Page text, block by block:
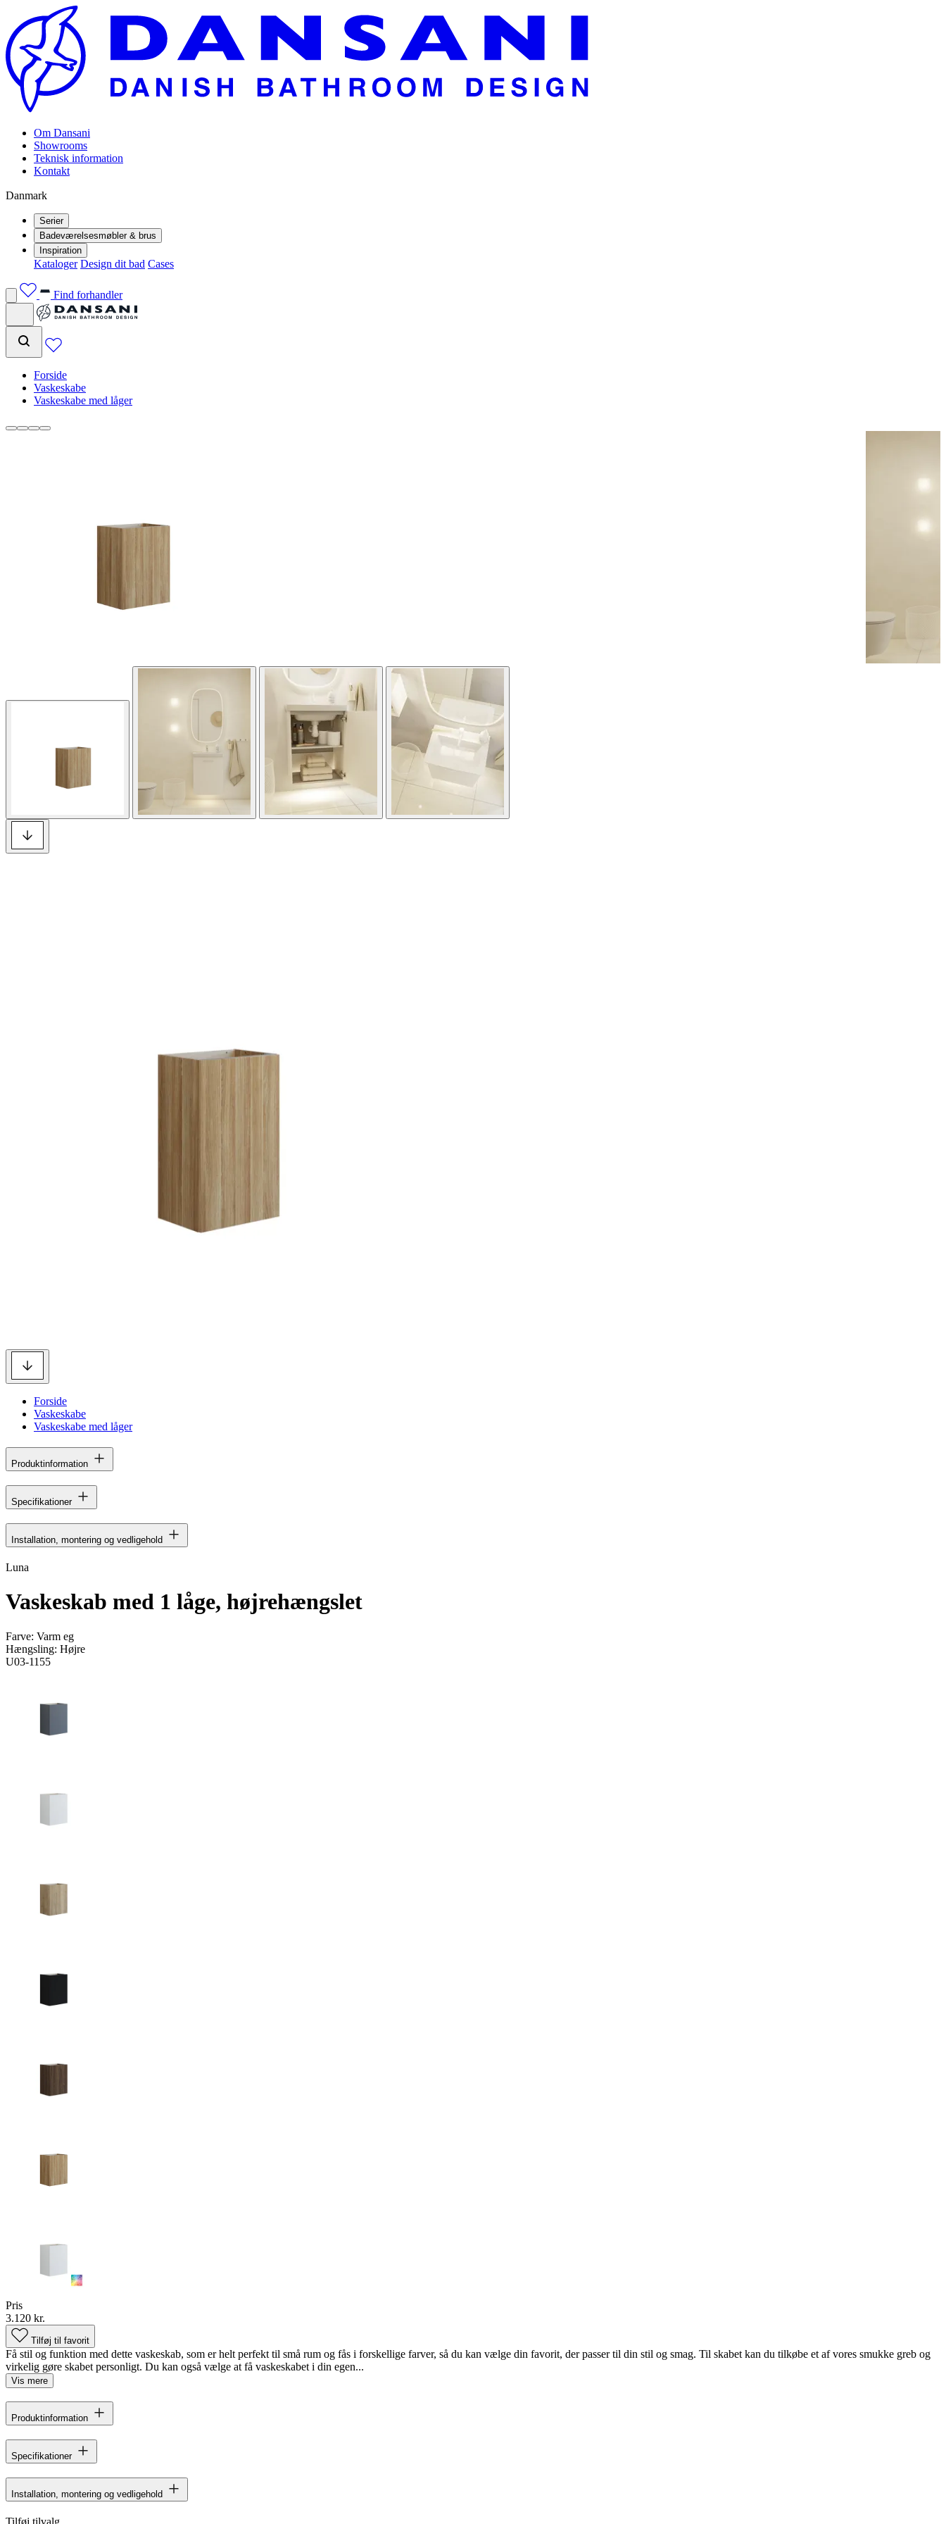
Om Dansani
Showrooms
Teknisk information
Kontakt
Danmark
Serier
Badeværelsesmøbler & brus
Inspiration
Kataloger Design dit bad Cases
Find forhandler
Forside
Vaskeskabe
Vaskeskabe med låger
Forside
Vaskeskabe
Vaskeskabe med låger
Produktinformation
Specifikationer
Installation, montering og vedligehold
Luna
Vaskeskab med 1 låge, højrehængslet
Farve: Varm eg
Hængsling: Højre
U03-1155
Pris
3.120 kr.
Tilføj til favorit
Få stil og funktion med dette vaskeskab, som er helt perfekt til små rum og fås i forskellige farver, så du kan vælge din favorit, der passer til din stil og smag. Til skabet kan du tilkøbe et af vores smukke greb og
virkelig gøre skabet personligt. Du kan også vælge at få vaskeskabet i din egen...
Vis mere
Produktinformation
Specifikationer
Installation, montering og vedligehold